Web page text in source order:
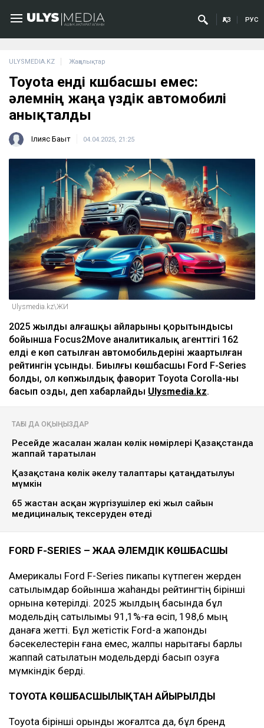
ҚАЗ РУС
ULYSMEDIA.KZ Жаңалықтар
Toyota енді көшбасшы емес:
әлемнің жаңа үздік автомобилі
анықталды
Ілияс Бақыт 04.04.2025, 21:25
Ulysmedia.kz\ЖИ
2025 жылдың алғашқы айларының қорытындысы
бойынша Focus2Move аналитикалық агенттігі 162
елдің ең көп сатылған автомобильдерінің жаңартылған
рейтингін ұсынды. Биылғы көшбасшы Ford F-Series
болды, ол көпжылдық фаворит Toyota Corolla-ны
басып озды, деп хабарлайды Ulysmedia.kz.
ТАҒЫ ДА ОҚЫҢЫЗДАР
Ресейде жасалған жалған көлік нөмірлері Қазақстанда
жаппай таратылған
Қазақстанға көлік әкелу талаптары қатаңдатылуы
мүмкін
65 жастан асқан жүргізушілер екі жыл сайын
медициналық тексеруден өтеді
FORD F-SERIES – ЖАҢА ӘЛЕМДІК КӨШБАСШЫ
Америкалық Ford F-Series пикапы күтпеген жерден
сатылымдар бойынша жаһандық рейтингтің бірінші
орнына көтерілді. 2025 жылдың басында бұл
модельдің сатылымы 91,1%-ға өсіп, 198,6 мың
данаға жетті. Бұл жетістік Ford-қа жапондық
бәсекелестерін ғана емес, жалпы нарықтағы барлық
жаппай сатылатын модельдерді басып озуға
мүмкіндік берді.
TOYOTA КӨШБАСШЫЛЫҚТАН АЙЫРЫЛДЫ
Toyota бірінші орынды жоғалтса да, бұл бренд